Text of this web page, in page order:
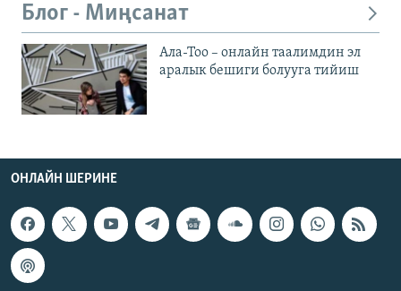
Блог - Миңсанат
Ала-Тоо – онлайн таалимдин эл
аралык бешиги болууга тийиш
ОНЛАЙН ШЕРИНЕ